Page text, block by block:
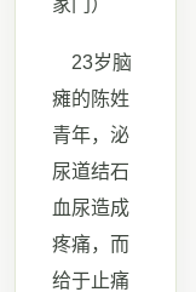
家门）
23岁脑
瘫的陈姓
青年，泌
尿道结石
血尿造成
疼痛，而
给于止痛